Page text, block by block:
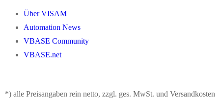
Über VISAM
Automation News
VBASE Community
VBASE.net
*) alle Preisangaben rein netto, zzgl. ges. MwSt. und Versandkosten